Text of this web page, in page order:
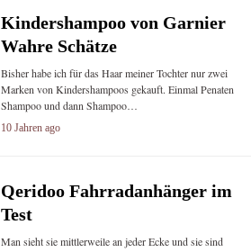
Kindershampoo von Garnier
Wahre Schätze
Bisher habe ich für das Haar meiner Tochter nur zwei
Marken von Kindershampoos gekauft. Einmal Penaten
Shampoo und dann Shampoo…
10 Jahren ago
Qeridoo Fahrradanhänger im
Test
Man sieht sie mittlerweile an jeder Ecke und sie sind